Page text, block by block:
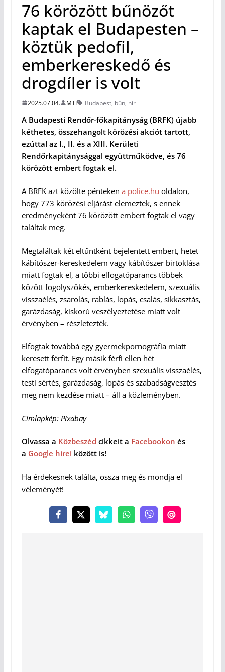
76 körözött bűnözőt
kaptak el Budapesten –
köztük pedofil,
emberkereskedő és
drogdíler is volt
2025.07.04. MTI Budapest, bűn, hír
A Budapesti Rendőr-főkapitányság (BRFK) újabb
kéthetes, összehangolt körözési akciót tartott,
ezúttal az I., II. és a XIII. Kerületi
Rendőrkapitánysággal együttműködve, és 76
körözött embert fogtak el.
A BRFK azt közölte pénteken a police.hu oldalon,
hogy 773 körözési eljárást elemeztek, s ennek
eredményeként 76 körözött embert fogtak el vagy
találtak meg.
Megtaláltak két eltűntként bejelentett embert, hetet
kábítószer-kereskedelem vagy kábítószer birtoklása
miatt fogtak el, a többi elfogatóparancs többek
között fogolyszökés, emberkereskedelem, szexuális
visszaélés, zsarolás, rablás, lopás, csalás, sikkasztás,
garázdaság, kiskorú veszélyeztetése miatt volt
érvényben – részletezték.
Elfogtak továbbá egy gyermekpornográfia miatt
keresett férfit. Egy másik férfi ellen hét
elfogatóparancs volt érvényben szexuális visszaélés,
testi sértés, garázdaság, lopás és szabadságvesztés
meg nem kezdése miatt – áll a közleményben.
Címlapkép: Pixabay
Olvassa a Közbeszéd cikkeit a Facebookon és
a Google hírei között is!
Ha érdekesnek találta, ossza meg és mondja el
véleményét!